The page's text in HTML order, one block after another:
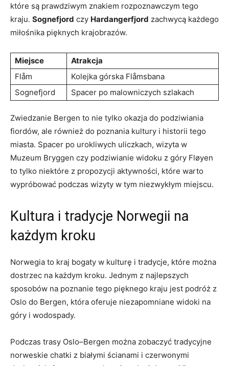
⁢które są‌ prawdziwym znakiem ⁢rozpoznawczym tego
kraju. Sognefjord czy‌ Hardangerfjord zachwycą każdego
miłośnika pięknych krajobrazów.
Miejsce
Atrakcja
Flåm
Kolejka górska Flåmsbana
Sognefjord
Spacer po malowniczych szlakach
Zwiedzanie ⁤Bergen to nie⁢ tylko okazja​ do podziwiania
⁣fiordów, ‍ale również do‌ poznania ​kultury⁤ i historii tego⁣
miasta. ​Spacer po urokliwych ‍uliczkach, wizyta w
Muzeum Bryggen czy ⁣podziwianie ​widoku z ⁤góry Fløyen
to tylko niektóre z propozycji aktywności, które warto
wypróbować podczas wizyty‍ w ⁣tym niezwykłym miejscu.
Kultura i tradycje Norwegii na
każdym kroku
Norwegia to kraj bogaty w kulturę i tradycje, które ​można
dostrzec na każdym​ kroku. Jednym z najlepszych
sposobów na poznanie tego pięknego kraju jest podróż z
Oslo do ⁤Bergen, ​która⁤ oferuje niezapomniane​ widoki‍ na
góry i wodospady.
Podczas trasy Oslo–Bergen można zobaczyć tradycyjne⁤
norweskie ⁢chatki⁤ z białymi ​ścianami ​i ‍czerwonymi